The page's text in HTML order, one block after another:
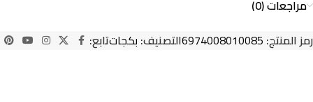
مراجعات (0)
رمز المنتج: 6974008010085التصنيف: بكجاتتابع: